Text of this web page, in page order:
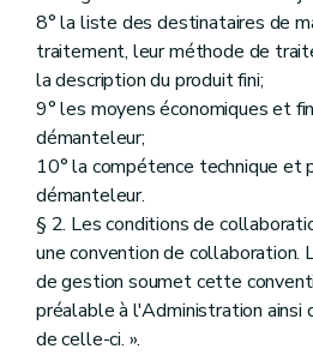
8° la liste des destinataires de
traitement, leur méthode de
la description du produit fini;
9° les moyens économiques et
démanteleur;
10° la compétence technique et
démanteleur.
§ 2. Les conditions de
une convention de collaboration.
de gestion soumet cette
préalable à l'Administration ainsi
de celle-ci. ».